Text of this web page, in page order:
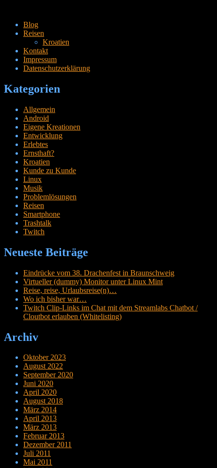
Zum
Inhalt
Blog
Reisen
Kroatien
Kontakt
Impressum
Datenschutzerklärung
Kategorien
Allgemein
Android
Eigene Kreationen
Entwicklung
Erlebtes
Ernsthaft?
Kroatien
Kunde zu Kunde
Linux
Musik
Problemlösungen
Reisen
Smartphone
Trashtalk
Twitch
Neueste Beiträge
Eindrücke vom 38. Drachenfest in Braunschweig
Virtueller (dummy) Monitor unter Linux Mint
Reise, reise, Urlaubsreise(n)…
Wo ich bisher war…
Twitch Clip-Links im Chat mit dem Streamlabs Chatbot /
Cloutbot erlauben (Whitelisting)
Archiv
Oktober 2023
August 2022
September 2020
Juni 2020
April 2020
August 2018
März 2014
April 2013
März 2013
Februar 2013
Dezember 2011
Juli 2011
Mai 2011